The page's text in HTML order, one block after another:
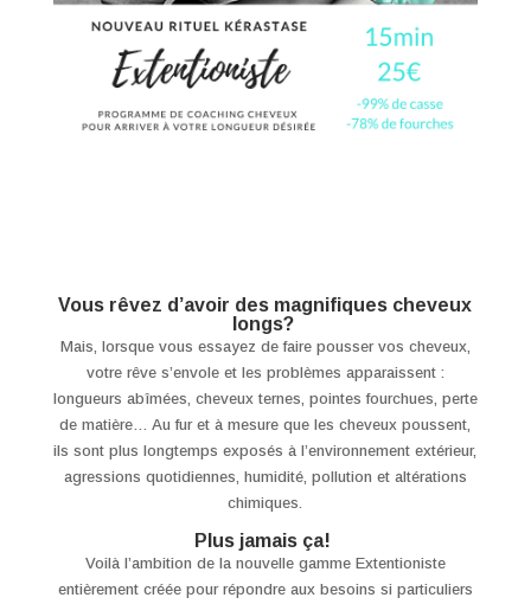
Vous rêvez d’avoir des magnifiques cheveux
longs?
Mais, lorsque vous essayez de faire pousser vos cheveux,
votre rêve s’envole et les problèmes apparaissent :
longueurs abîmées, cheveux ternes, pointes fourchues, perte
de matière… Au fur et à mesure que les cheveux poussent,
ils sont plus longtemps exposés à l’environnement extérieur,
agressions quotidiennes, humidité, pollution et altérations
chimiques.
Plus jamais ça!
Voilà l’ambition de la nouvelle gamme Extentioniste
entièrement créée pour répondre aux besoins si particuliers